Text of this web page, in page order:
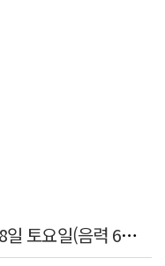
[더사주 오늘의 띠별 운세] <8월 8일 토요일(음력 6월26일)>